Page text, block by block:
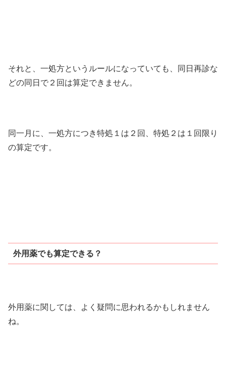
それと、一処方というルールになっていても、同日再診な
どの同日で２回は算定できません。
同一月に、一処方につき特処１は２回、特処２は１回限り
の算定です。
外用薬でも算定できる？
外用薬に関しては、よく疑問に思われるかもしれません
ね。